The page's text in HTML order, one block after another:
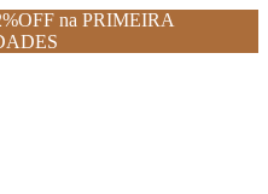
na PRIMEIRA